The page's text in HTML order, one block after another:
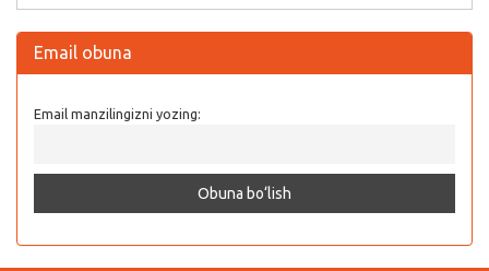
Email obuna
Email manzilingizni yozing: